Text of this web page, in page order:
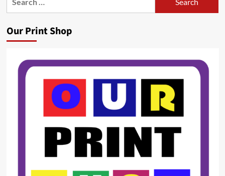
Our Print Shop